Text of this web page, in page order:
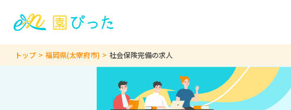
トップ 福岡県(太宰府市) 社会保険完備の求人